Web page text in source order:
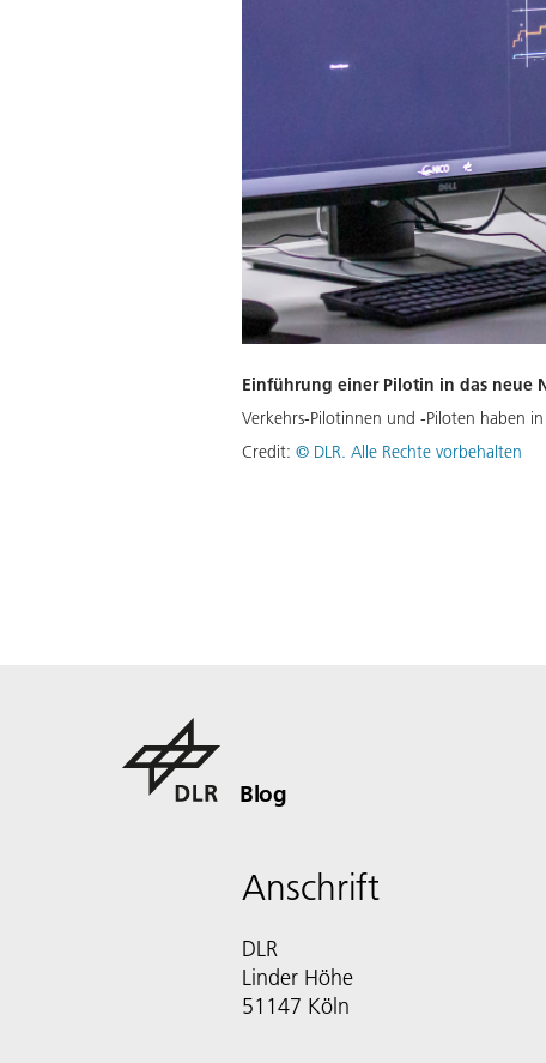
Einführung einer Pilotin in das neue
Verkehrs-Pilotinnen und -Piloten haben
Credit: © DLR. Alle Rechte vorbehalten
Blog
Anschrift
DLR
Linder Höhe
51147 Köln